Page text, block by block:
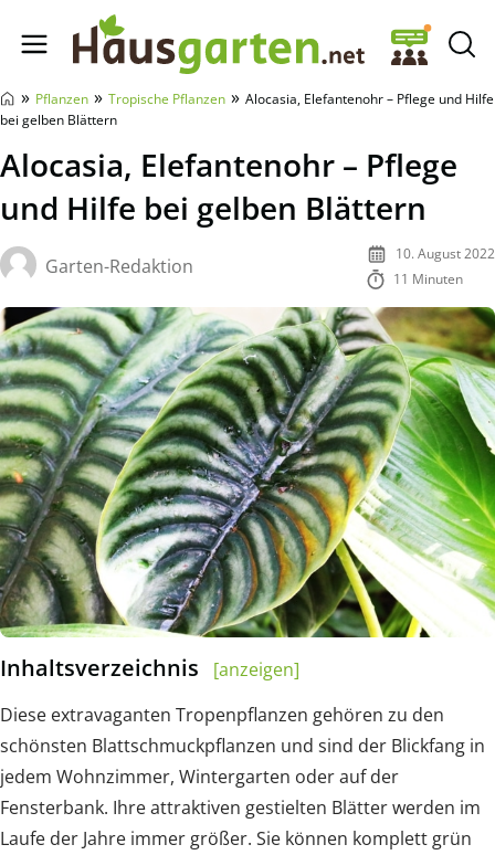
Hausgarten.net
» Pflanzen » Tropische Pflanzen » Alocasia, Elefantenohr – Pflege und Hilfe
bei gelben Blättern
Alocasia, Elefantenohr – Pflege
und Hilfe bei gelben Blättern
Garten-Redaktion
10. August 2022
11 Minuten
Inhaltsverzeichnis
[anzeigen]
Diese extravaganten Tropenpflanzen gehören zu den
schönsten Blattschmuckpflanzen und sind der Blickfang in
jedem Wohnzimmer, Wintergarten oder auf der
Fensterbank. Ihre attraktiven gestielten Blätter werden im
Laufe der Jahre immer größer. Sie können komplett grün